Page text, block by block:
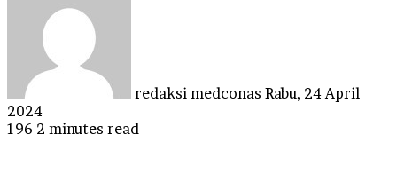
redaksi medconas Rabu, 24 April
2024
196 2 minutes read